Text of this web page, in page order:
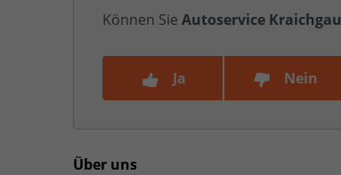
Können Sie Autoservice Kraichgau
Ja Nein
Über uns